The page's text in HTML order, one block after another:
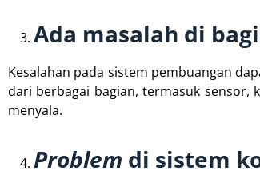
Ada masalah di
Kesalahan pada sistem pembuangan
dari berbagai bagian, termasuk sensor,
menyala.
Problem di sistem